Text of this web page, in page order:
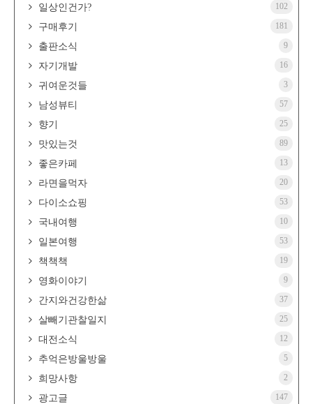
일상인건가? 102
구매후기 181
출판소식 9
자기개발 16
귀여운것들 3
남성뷰티 57
향기 25
맛있는것 89
좋은카페 13
라면을먹자 20
다이소쇼핑 53
국내여행 10
일본여행 53
책책책 19
영화이야기 9
간지와건강한삶 37
살빼기관찰일지 25
대전소식 12
추억은방울방울 5
희망사항 2
광고글 147